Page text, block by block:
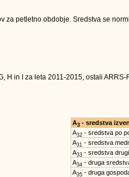
za petletno obdobje. Sredstva se
H in I za leta 2011-2015, ostali
A3- sredstva
A32- sredstva po
A31 - sredstva
A33- sredstva
A34 - druga
A35- druga